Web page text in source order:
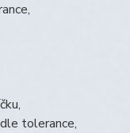
tolerance,